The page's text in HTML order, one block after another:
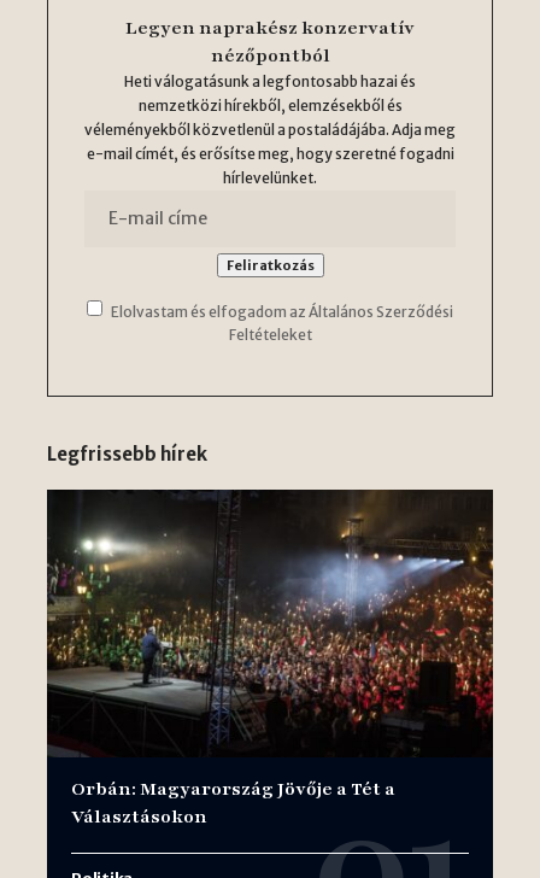
Legyen naprakész konzervatív
nézőpontból
Heti válogatásunk a legfontosabb hazai és
nemzetközi hírekből, elemzésekből és
véleményekből közvetlenül a postaládájába. Adja meg
e-mail címét, és erősítse meg, hogy szeretné fogadni
hírlevelünket.
Elolvastam és elfogadom az Általános Szerződési
Feltételeket
Legfrissebb hírek
Orbán: Magyarország Jövője a Tét a
Választásokon